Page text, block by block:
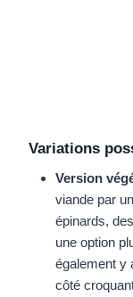
Variations
Version
viande par
épinards,
une option
également y
côté